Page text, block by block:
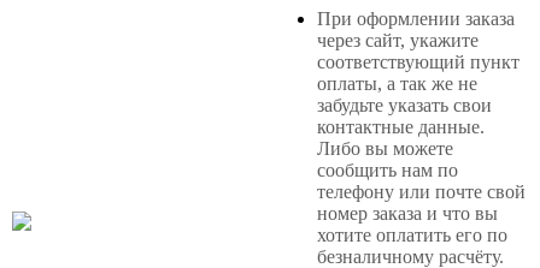
При оформлении заказа
через сайт, укажите
соответствующий пункт
оплаты, а так же не
забудьте указать свои
контактные данные.
Либо вы можете
сообщить нам по
телефону или почте свой
номер заказа и что вы
хотите оплатить его по
безналичному расчёту.